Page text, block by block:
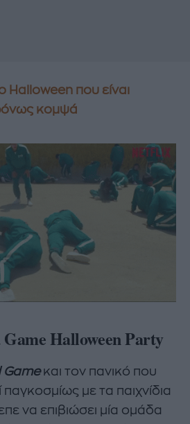
Halloween που είναι
κομψά
Halloween Party
Game και τον πανικό που
παγκοσμίως με τα παιχνίδια
να επιβιώσει μία ομάδα